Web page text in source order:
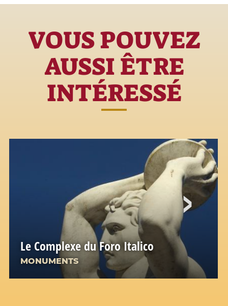
VOUS POUVEZ
AUSSI ÊTRE
INTÉRESSÉ
Le Complexe du Foro Italico
MONUMENTS